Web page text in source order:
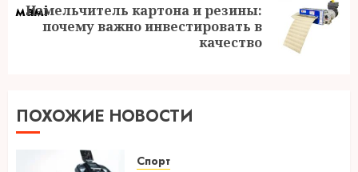
Следующая
Измельчитель картона и резины:
почему важно инвестировать в
качество
ПОХОЖИЕ НОВОСТИ
Спорт